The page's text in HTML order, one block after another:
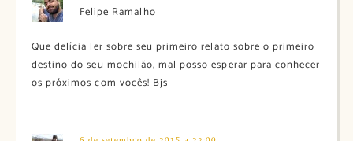
Felipe Ramalho
Que delícia ler sobre seu primeiro relato sobre o primeiro
destino do seu mochilão, mal posso esperar para conhecer
os próximos com vocês! Bjs